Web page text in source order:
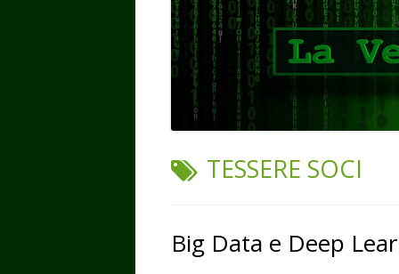
TAG:
TESSERE SOCI
Big Data e Deep